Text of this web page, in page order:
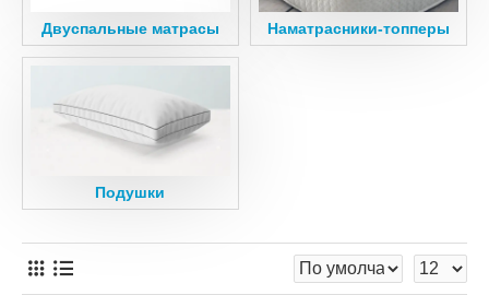
Двуспальные матрасы Наматрасники-топперы
Подушки